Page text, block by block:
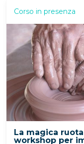
Corso in presenza
La magica
workshop per